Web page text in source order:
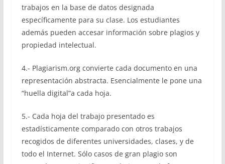
trabajos en la base de datos designada
específicamente para su clase. Los estudiantes
además pueden accesar información sobre plagios y
propiedad intelectual.
4.- Plagiarism.org convierte cada documento en una
representación abstracta. Esencialmente le pone una
“huella digital”a cada hoja.
5.- Cada hoja del trabajo presentado es
estadísticamente comparado con otros trabajos
recogidos de diferentes universidades, clases, y de
todo el Internet. Sólo casos de gran plagio son